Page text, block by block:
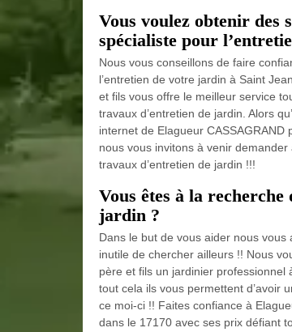
Vous voulez obtenir des
spécialiste pour
Nous vous conseillons de faire
l’entretien de votre jardin à Saint
et fils vous offre le meilleur service
travaux d’entretien de jardin. Alors
internet de Elagueur
nous vous invitons à venir
travaux d’entretien de jardin !!!
Vous êtes à la
jardin ?
Dans le but de vous aider nous
inutile de chercher ailleurs !! Nous
père et fils un jardinier
tout cela ils vous permettent d’avoir
ce moi-ci !! Faites confiance à
dans le 17170 avec ses prix défiant